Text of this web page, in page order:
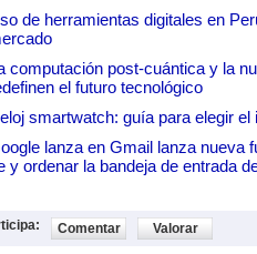
de herramientas digitales en
computación post-cuántica y la
el futuro tecnológico
smartwatch: guía para elegir el
lanza en Gmail lanza nueva
y ordenar la bandeja de entrada
Comentar Valorar